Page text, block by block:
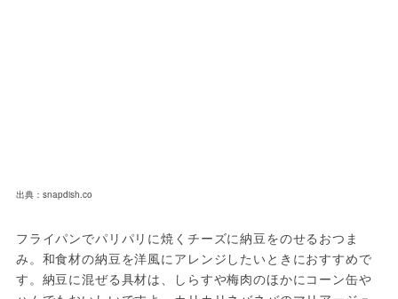
出典：snapdish.co
フライパンでパリパリに焼くチーズに納豆をのせるおつま
み。和食材の納豆を洋風にアレンジしたいときにおすすめで
す。納豆に混ぜる具材は、しらすや梅肉のほかにコーン缶や